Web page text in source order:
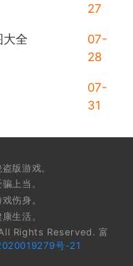
27
大全
07-
28
07-
31
版游戏。
上当。
伤身。
生活。
Rights Reserved. 富
号-21